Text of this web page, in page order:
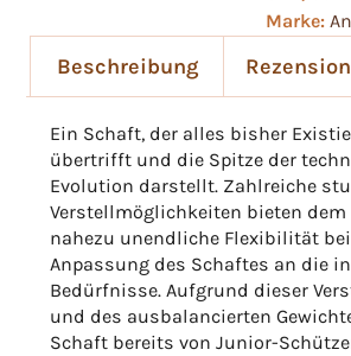
Marke:
Beschreibung
Ein Schaft, der alles bisher
übertrifft und die Spitze der
Evolution darstellt. Zahlreiche
Verstellmöglichkeiten bieten dem
nahezu unendliche Flexibilität
Anpassung des Schaftes an die
Bedürfnisse. Aufgrund dieser
und des ausbalancierten
Schaft bereits von Junior-